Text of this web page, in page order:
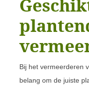
Bij het vermeerderen
belang om de juiste